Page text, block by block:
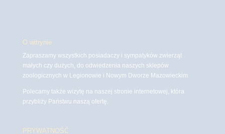
O witrynie
Zapraszamy wszystkich posiadaczy i sympatyków zwierząt
małych czy dużych, do odwiedzenia naszych sklepów
zoologicznych w Legionowie i Nowym Dworze Mazowieckim
Polecamy także wizytę na naszej stronie internetowej, która
przybliży Państwu naszą ofertę.
PRYWATNOŚĆ